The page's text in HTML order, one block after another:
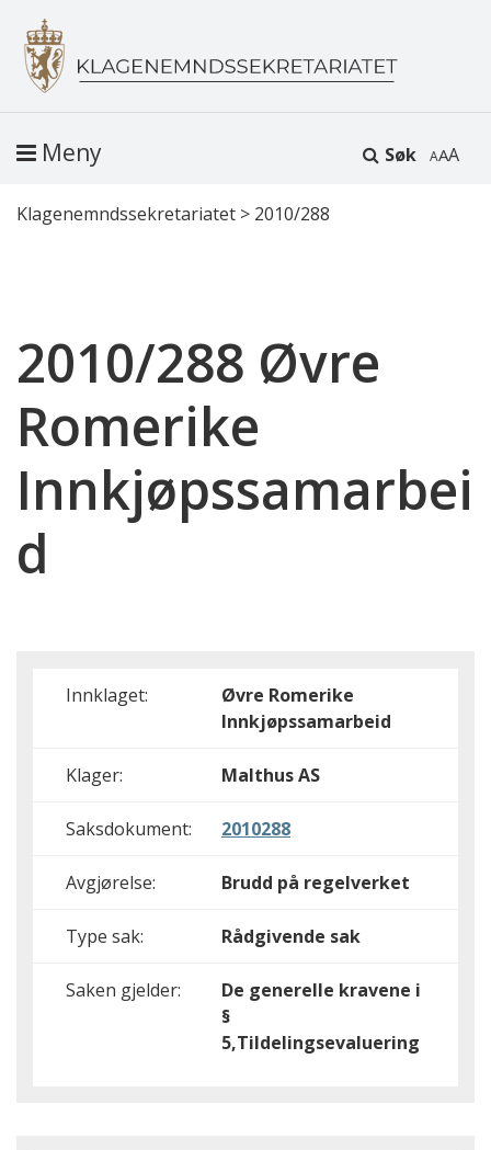
Søk A
Meny
Klagenemndssekretariatet > 2010/288
2010/288 Øvre
Romerike
Innkjøpssamarbei
d
Innklaget:
Øvre Romerike
Innkjøpssamarbeid
Klager: Malthus AS
Saksdokument: 2010288
Avgjørelse: Brudd på regelverket
Type sak: Rådgivende sak
Saken gjelder:
De generelle kravene i
§
5,Tildelingsevaluering